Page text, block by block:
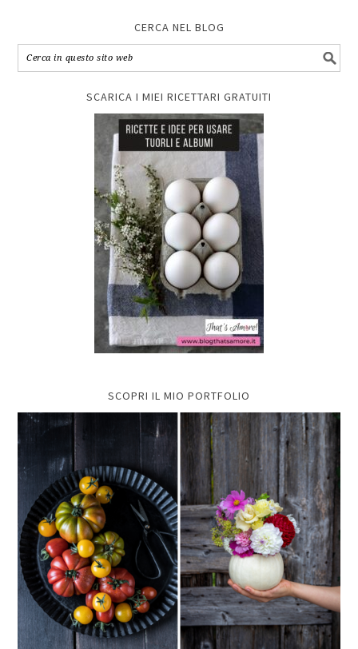
CERCA NEL BLOG
SCARICA I MIEI RICETTARI GRATUITI
SCOPRI IL MIO PORTFOLIO